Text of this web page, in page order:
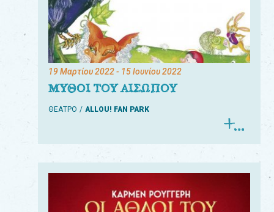
19 Μαρτίου 2022- 15 Ιουνίου 2022
ΜΥΘΟΙ ΤΟΥ ΑΙΣΩΠΟΥ
ΘΕΑΤΡΟ ALLOU! FAN PARK